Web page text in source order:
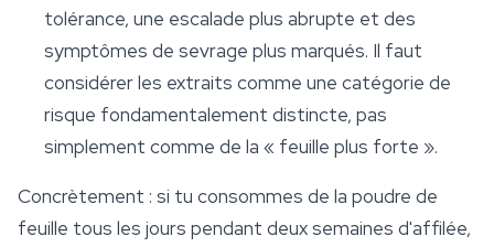
tolérance, une escalade plus abrupte et des
symptômes de sevrage plus marqués. Il faut
considérer les extraits comme une catégorie de
risque fondamentalement distincte, pas
simplement comme de la « feuille plus forte ».
Concrètement : si tu consommes de la poudre de
feuille tous les jours pendant deux semaines d'affilée,